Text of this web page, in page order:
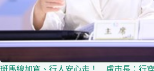
斑馬線加寬、行人安心走！ 盧市長：行